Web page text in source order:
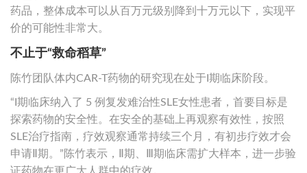
药品，整体成本可以从百万元级别降到十万元以下，实现平
价的可能性非常大。
不止于“救命稻草”
陈竹团队体内CAR-T药物的研究现在处于I期临床阶段。
“I期临床纳入了 5 例复发难治性SLE女性患者，首要目标是
探索药物的安全性。在安全的基础上再观察有效性，按照
SLE治疗指南，疗效观察通常持续三个月，有初步疗效才会
申请Ⅱ期。”陈竹表示，Ⅱ期、Ⅲ期临床需扩大样本，进一步验
证药物在更广大人群中的疗效。